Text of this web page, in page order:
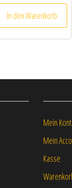
In den Warenkorb
Mein
Mein
Kasse